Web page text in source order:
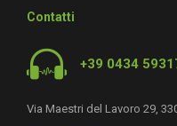
Contatti
+39 0434
Via Maestri del Lavoro 29,